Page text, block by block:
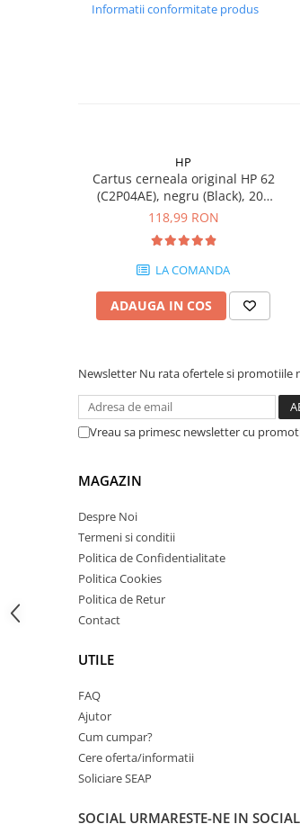
Monitoare LED
Accesorii monitoare
Coolere CPU
Placi video profesionale
SSD-uri externe
Hard disk-uri externe
Placi captura
Adaptoare PCI / PCIe
Periferice PC
Informatii conformitate produs
HP
Cartus cerneala original HP 62
(C2P04AE), negru (Black), 200
pagini
118,99 RON
LA COMANDA
ADAUGA IN COS
Newsletter Nu rata ofertele si promotiile
Vreau sa primesc newsletter cu
MAGAZIN
Despre Noi
Termeni si conditii
Politica de Confidentialitate
Politica Cookies
Politica de Retur
Contact
UTILE
FAQ
Ajutor
Cum cumpar?
Cere oferta/informatii
Soliciare SEAP
SOCIAL URMARESTE-NE IN